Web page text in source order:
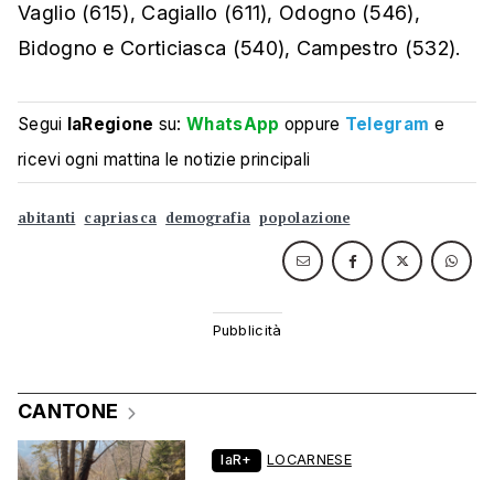
Vaglio (615), Cagiallo (611), Odogno (546),
Bidogno e Corticiasca (540), Campestro (532).
Segui laRegione su:WhatsApp oppure Telegram e
ricevi ogni mattina le notizie principali
abitanti capriasca demografia popolazione
CANTONE
laR+ LOCARNESE